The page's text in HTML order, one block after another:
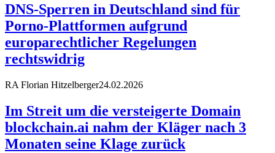
DNS-Sperren in Deutschland sind für
Porno-Plattformen aufgrund
europarechtlicher Regelungen
rechtswidrig
RA Florian Hitzelberger24.02.2026
Im Streit um die versteigerte Domain
blockchain.ai nahm der Kläger nach 3
Monaten seine Klage zurück